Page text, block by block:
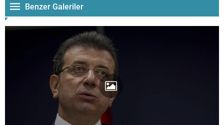
Benzer Galeriler